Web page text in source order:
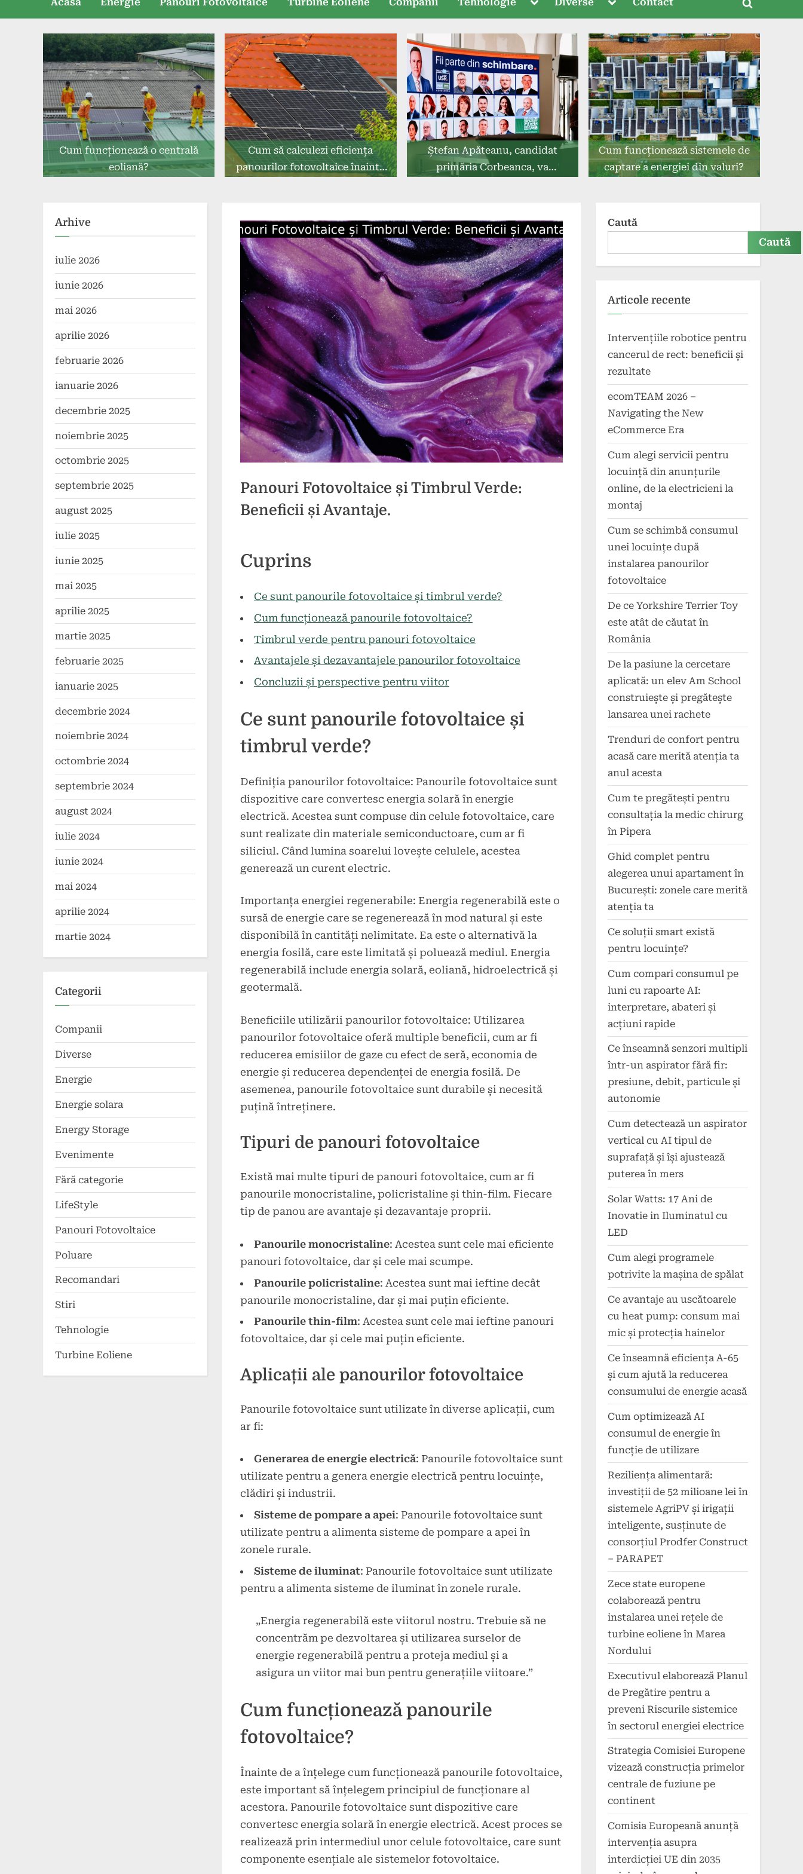
menu
menu
Toggle
form
Cum funcționează o centrală
eoliană?
Cum să calculezi eficiența
panourilor fotovoltaice înainte
Ștefan Apăteanu, candidat
primăria Corbeanca, va
Cum funcționează sistemele de
captare a energiei din valuri?
Panouri Fotovoltaice și Timbrul Verde:
Beneficii și Avantaje.
on
mai
Cuprins
Ce sunt panourile fotovoltaice și timbrul verde?
Cum funcționează panourile fotovoltaice?
Timbrul verde pentru panouri fotovoltaice
Avantajele și dezavantajele panourilor fotovoltaice
Concluzii și perspective pentru viitor
Ce sunt panourile fotovoltaice și
timbrul verde?
Definiția panourilor fotovoltaice: Panourile fotovoltaice sunt
dispozitive care convertesc energia solară în energie
electrică. Acestea sunt compuse din celule fotovoltaice, care
sunt realizate din materiale semiconductoare, cum ar fi
siliciul. Când lumina soarelui lovește celulele, acestea
generează un curent electric.
Importanța energiei regenerabile: Energia regenerabilă este o
sursă de energie care se regenerează în mod natural și este
disponibilă în cantități nelimitate. Ea este o alternativă la
energia fosilă, care este limitată și poluează mediul. Energia
regenerabilă include energia solară, eoliană, hidroelectrică și
geotermală.
Beneficiile utilizării panourilor fotovoltaice: Utilizarea
panourilor fotovoltaice oferă multiple beneficii, cum ar fi
reducerea emisiilor de gaze cu efect de seră, economia de
energie și reducerea dependenței de energia fosilă. De
asemenea, panourile fotovoltaice sunt durabile și necesită
puțină întreținere.
Tipuri de panouri fotovoltaice
Există mai multe tipuri de panouri fotovoltaice, cum ar fi
panourile monocristaline, policristaline și thin-film. Fiecare
tip de panou are avantaje și dezavantaje proprii.
Panourile monocristaline: Acestea sunt cele mai eficiente
panouri fotovoltaice, dar și cele mai scumpe.
Panourile policristaline: Acestea sunt mai ieftine decât
panourile monocristaline, dar și mai puțin eficiente.
Panourile thin-film: Acestea sunt cele mai ieftine panouri
fotovoltaice, dar și cele mai puțin eficiente.
Aplicații ale panourilor fotovoltaice
Panourile fotovoltaice sunt utilizate în diverse aplicații, cum
ar fi:
Generarea de energie electrică: Panourile fotovoltaice sunt
utilizate pentru a genera energie electrică pentru locuințe,
clădiri și industrii.
Sisteme de pompare a apei: Panourile fotovoltaice sunt
utilizate pentru a alimenta sisteme de pompare a apei în
zonele rurale.
Sisteme de iluminat: Panourile fotovoltaice sunt utilizate
pentru a alimenta sisteme de iluminat în zonele rurale.
„Energia regenerabilă este viitorul nostru. Trebuie să ne
concentrăm pe dezvoltarea și utilizarea surselor de
energie regenerabilă pentru a proteja mediul și a
asigura un viitor mai bun pentru generațiile viitoare.”
Cum funcționează panourile
fotovoltaice?
Înainte de a înțelege cum funcționează panourile fotovoltaice,
este important să înțelegem principiul de funcționare al
acestora. Panourile fotovoltaice sunt dispozitive care
convertesc energia solară în energie electrică. Acest proces se
realizează prin intermediul unor celule fotovoltaice, care sunt
componente esențiale ale sistemelor fotovoltaice.
Arhive
iulie 2026
iunie 2026
mai 2026
aprilie 2026
februarie 2026
ianuarie 2026
decembrie 2025
noiembrie 2025
octombrie 2025
septembrie 2025
august 2025
iulie 2025
iunie 2025
mai 2025
aprilie 2025
martie 2025
februarie 2025
ianuarie 2025
decembrie 2024
noiembrie 2024
octombrie 2024
septembrie 2024
august 2024
iulie 2024
iunie 2024
mai 2024
aprilie 2024
martie 2024
Categorii
Companii
Diverse
Energie
Energie solara
Energy Storage
Evenimente
Fără categorie
LifeStyle
Panouri Fotovoltaice
Poluare
Recomandari
Stiri
Tehnologie
Turbine Eoliene
Caută
Caută
Articole recente
Intervențiile robotice pentru
cancerul de rect: beneficii și
rezultate
ecomTEAM 2026 –
Navigating the New
eCommerce Era
Cum alegi servicii pentru
locuință din anunțurile
online, de la electricieni la
montaj
Cum se schimbă consumul
unei locuințe după
instalarea panourilor
fotovoltaice
De ce Yorkshire Terrier Toy
este atât de căutat în
România
De la pasiune la cercetare
aplicată: un elev Am School
construiește și pregătește
lansarea unei rachete
Trenduri de confort pentru
acasă care merită atenția ta
anul acesta
Cum te pregătești pentru
consultația la medic chirurg
în Pipera
Ghid complet pentru
alegerea unui apartament în
București: zonele care merită
atenția ta
Ce soluții smart există
pentru locuințe?
Cum compari consumul pe
luni cu rapoarte AI:
interpretare, abateri și
acțiuni rapide
Ce înseamnă senzori multipli
într-un aspirator fără fir:
presiune, debit, particule și
autonomie
Cum detectează un aspirator
vertical cu AI tipul de
suprafață și își ajustează
puterea în mers
Solar Watts: 17 Ani de
Inovatie in Iluminatul cu
LED
Cum alegi programele
potrivite la mașina de spălat
Ce avantaje au uscătoarele
cu heat pump: consum mai
mic și protecția hainelor
Ce înseamnă eficiența A-65
și cum ajută la reducerea
consumului de energie acasă
Cum optimizează AI
consumul de energie în
funcție de utilizare
Reziliența alimentară:
investiții de 52 milioane lei în
sistemele AgriPV și irigații
inteligente, susținute de
consorțiul Prodfer Construct
– PARAPET
Zece state europene
colaborează pentru
instalarea unei rețele de
turbine eoliene în Marea
Nordului
Executivul elaborează Planul
de Pregătire pentru a
preveni Riscurile sistemice
în sectorul energiei electrice
Strategia Comisiei Europene
vizează construcția primelor
centrale de fuziune pe
continent
Comisia Europeană anunță
intervenția asupra
interdicției UE din 2035